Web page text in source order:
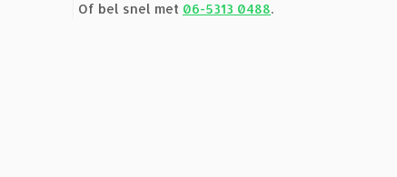
Of bel snel met 06-5313 0488.